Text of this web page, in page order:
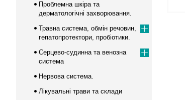
Проблемна шкіра та
дерматологічні захворювання.
Травна система, обмін речовин,
гепатопротектори, пробіотики.
Серцево-судинна та венозна
система
Нервова система.
Лікувальні трави та склади